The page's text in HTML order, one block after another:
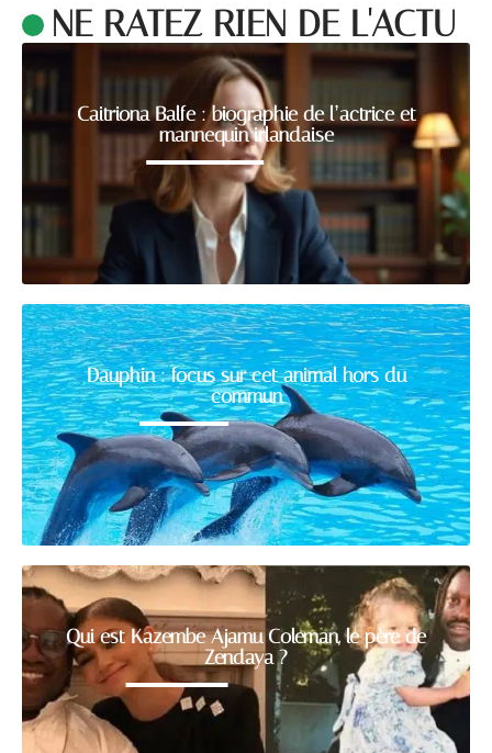
NE RATEZ RIEN DE L'ACTU
Caitriona Balfe : biographie de l’actrice et
mannequin irlandaise
Dauphin : focus sur cet animal hors du
commun
Qui est Kazembe Ajamu Coleman, le père de
Zendaya ?